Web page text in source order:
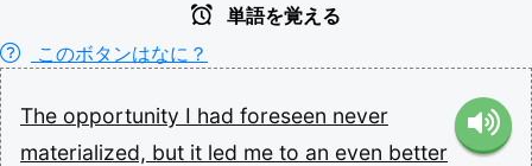
単語を覚える
このボタンはなに？
The opportunity I had foreseen never
materialized, but it led me to an even better